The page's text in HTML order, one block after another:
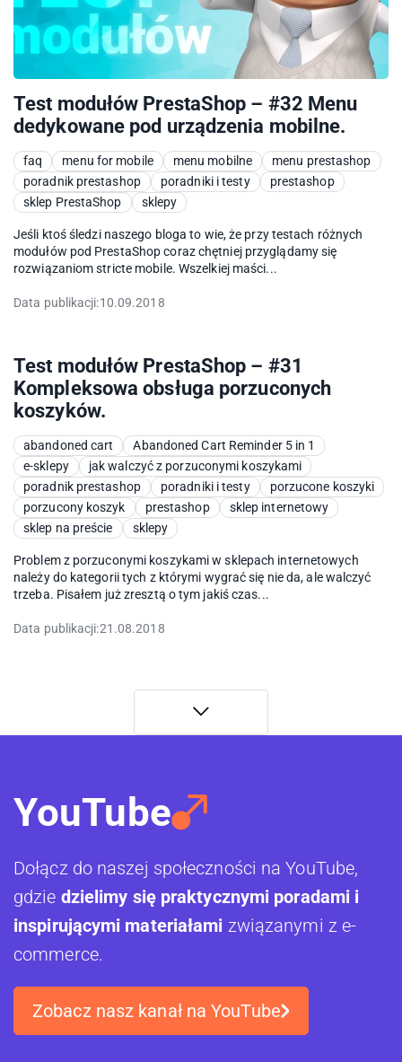
Test modułów PrestaShop – #32 Menu
dedykowane pod urządzenia mobilne.
faq menu for mobile menu mobilne
menu prestashop
poradnik prestashop
poradniki i testy
prestashop
sklep PrestaShop
sklepy
Jeśli ktoś śledzi naszego bloga to wie, że przy testach różnych
modułów pod PrestaShop coraz chętniej przyglądamy się
rozwiązaniom stricte mobile. Wszelkiej maści...
Data publikacji:10.09.2018
Test modułów PrestaShop – #31
Kompleksowa obsługa porzuconych
koszyków.
abandoned cart
Abandoned Cart Reminder 5 in 1
e-sklepy
jak walczyć z porzuconymi koszykami
poradnik prestashop
poradniki i testy
porzucone koszyki
porzucony koszyk
prestashop
sklep internetowy
sklep na preście
sklepy
Problem z porzuconymi koszykami w sklepach internetowych
należy do kategorii tych z którymi wygrać się nie da, ale walczyć
trzeba. Pisałem już zresztą o tym jakiś czas...
Data publikacji:21.08.2018
YouTube
Dołącz do naszej społeczności na YouTube,
gdzie dzielimy się praktycznymi poradami i
inspirującymi materiałami związanymi z e-
commerce.
Zobacz nasz kanał na YouTube